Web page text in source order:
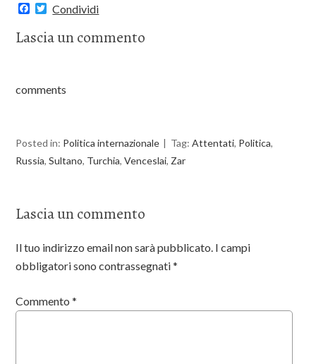
F
e
k
T
w
t
Condividi
Lascia un commento
comments
Posted in: Politica internazionale Tag:Attentati, Politica,
Russia,Sultano, Turchia,Venceslai, Zar
Lascia un commento
Il tuo indirizzo email non sarà pubblicato. I campi
obbligatori sono contrassegnati*
Commento*